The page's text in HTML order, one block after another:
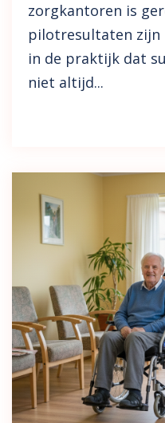
zorgkantoren is
pilotresultaten zijn
in de praktijk dat
niet altijd...